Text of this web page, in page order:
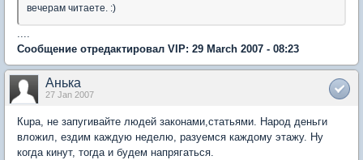
вечерам читаете. :)
....
Сообщение отредактировал VIP: 29 March 2007 - 08:23
Анька
27 Jan 2007
Кupa, не запугивайте людей законами,статьями. Народ деньги
вложил, ездим каждую неделю, разуемся каждому этажу. Ну
когда кинут, тогда и будем напрягаться.